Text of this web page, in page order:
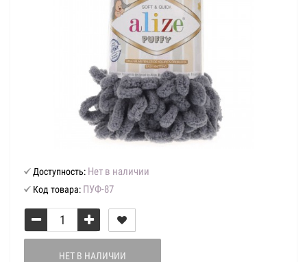
Доступность: Нет в наличии
Код товара: ПУФ-87
НЕТ В НАЛИЧИИ